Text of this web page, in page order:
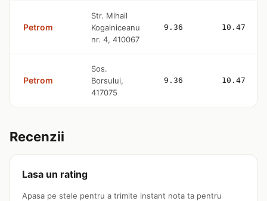
Petrom
Str. Mihail
Kogalniceanu
nr. 4, 410067
9.36 10.47
Petrom
Sos.
Borsului,
417075
9.36 10.47
Recenzii
Lasa un rating
Apasa pe stele pentru a trimite instant nota ta pentru